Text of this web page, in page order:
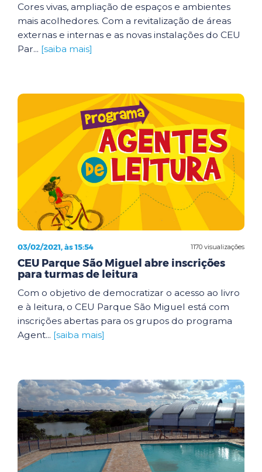
Cores vivas, ampliação de espaços e ambientes
mais acolhedores. Com a revitalização de áreas
externas e internas e as novas instalações do CEU
Par... [saiba mais]
1170 visualizações
03/02/2021, às 15:54
CEU Parque São Miguel abre inscrições
para turmas de leitura
Com o objetivo de democratizar o acesso ao livro
e à leitura, o CEU Parque São Miguel está com
inscrições abertas para os grupos do programa
Agent... [saiba mais]